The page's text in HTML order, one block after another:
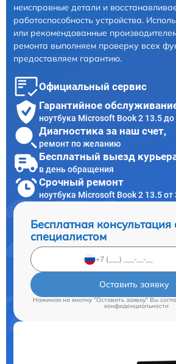
неисправные детали и
работоспособность устройства.
или рекомендованные
ремонта выполняем проверку всех
предоставляем гарантию.
Официальный сервис
Гарантийное
ноутбука Microsoft Book 2 13.5 до
Диагностика за наш счет,
ремонт по желанию
Бесплатный выезд
в день обращения
Срочный ремонт
ноутбука Microsoft Book 2 13.5 от
Бесплатная консультация
специалистом
Оставить заявку
Нажимая на кнопку "Оставить заявку" Вы
конфиденциальности